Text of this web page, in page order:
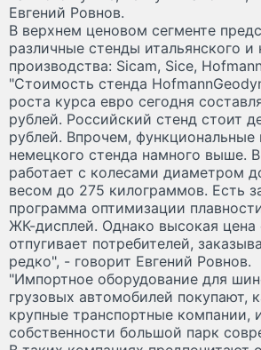
Евгений Ровнов.
В верхнем ценовом сегменте
различные стенды итальянского и
производства: Sicam, Sice,
"Стоимость стенда
роста курса евро сегодня
рублей. Российский стенд стоит
рублей. Впрочем,
немецкого стенда намного выше.
работает с колесами диаметром
весом до 275 килограммов. Есть
программа оптимизации
ЖК-дисплей. Однако высокая цена
отпугивает потребителей,
редко", - говорит Евгений Ровнов.
"Импортное оборудование для
грузовых автомобилей покупают,
крупные транспортные
собственности большой парк